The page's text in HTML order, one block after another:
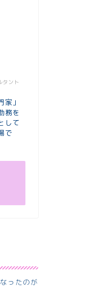
タント
」
務を
して
で
ったのが